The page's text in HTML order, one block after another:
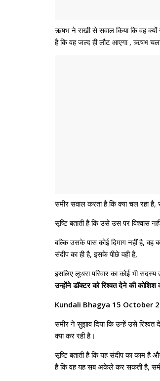
ऋषभ ने राखी से सवाल किया कि वह क्यों
है कि वह जल्द ही लौट आएगा , ऋषभ चला
समीर सवाल करता है कि क्या चल रहा
सृष्टि बताती है कि उसे उस पर विश्वास
बल्कि उसके पास कोई दिमाग नहीं है, वह
संदीप का ही है, इसके पीछे वही है,
इसलिए लूथरा परिवार का कोई भी
उन्होंने डॉक्टर को रिश्वत देने की कोशिश
Kundali Bhagya 15 October
समीर ने सुझाव दिया कि उन्हें उसे
क्या कर रही है।
सृष्टि बताती है कि यह संदीप का काम है
है कि वह यह सब अकेले कर सकती है,